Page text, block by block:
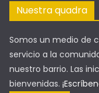
Nuestra quadra
Somos un medio de
servicio a la
nuestro barrio. Las
bienvenidas.